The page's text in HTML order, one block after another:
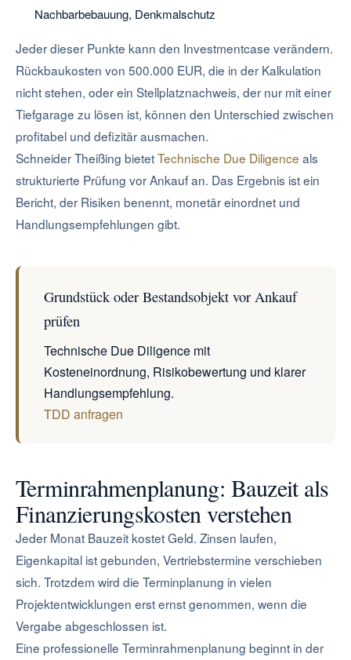
Nachbarbebauung, Denkmalschutz
Jeder dieser Punkte kann den Investmentcase verändern.
Rückbaukosten von 500.000 EUR, die in der Kalkulation
nicht stehen, oder ein Stellplatznachweis, der nur mit einer
Tiefgarage zu lösen ist, können den Unterschied zwischen
profitabel und defizitär ausmachen.
Schneider Theißing bietetTechnische Due Diligence als
strukturierte Prüfung vor Ankauf an. Das Ergebnis ist ein
Bericht, der Risiken benennt, monetär einordnet und
Handlungsempfehlungen gibt.
Grundstück oder Bestandsobjekt vor Ankauf
prüfen
Technische Due Diligence mit
Kosteneinordnung, Risikobewertung und klarer
Handlungsempfehlung.
TDD anfragen
Terminrahmenplanung: Bauzeit als
Finanzierungskosten verstehen
Jeder Monat Bauzeit kostet Geld. Zinsen laufen,
Eigenkapital ist gebunden, Vertriebstermine verschieben
sich. Trotzdem wird die Terminplanung in vielen
Projektentwicklungen erst ernst genommen, wenn die
Vergabe abgeschlossen ist.
Eine professionelle Terminrahmenplanung beginnt in der